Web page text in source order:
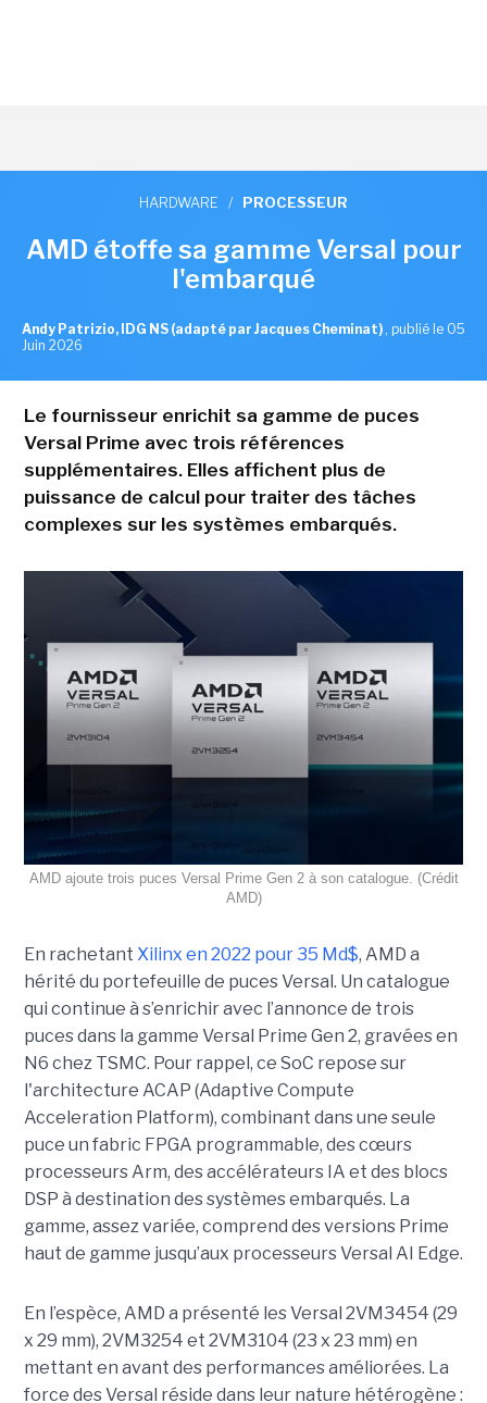
HARDWARE / PROCESSEUR
AMD étoffe sa gamme Versal pour
l'embarqué
Andy Patrizio, IDG NS (adapté par Jacques Cheminat) , publié le 05
Juin 2026
Le fournisseur enrichit sa gamme de puces
Versal Prime avec trois références
supplémentaires. Elles affichent plus de
puissance de calcul pour traiter des tâches
complexes sur les systèmes embarqués.
AMD ajoute trois puces Versal Prime Gen 2 à son catalogue. (Crédit
AMD)
En rachetant Xilinx en 2022 pour 35 Md$, AMD a
hérité du portefeuille de puces Versal. Un catalogue
qui continue à s’enrichir avec l’annonce de trois
puces dans la gamme Versal Prime Gen 2, gravées en
N6 chez TSMC. Pour rappel, ce SoC repose sur
l'architecture ACAP (Adaptive Compute
Acceleration Platform), combinant dans une seule
puce un fabric FPGA programmable, des cœurs
processeurs Arm, des accélérateurs IA et des blocs
DSP à destination des systèmes embarqués. La
gamme, assez variée, comprend des versions Prime
haut de gamme jusqu’aux processeurs Versal AI Edge.
En l’espèce, AMD a présenté les Versal 2VM3454 (29
x 29 mm), 2VM3254 et 2VM3104 (23 x 23 mm) en
mettant en avant des performances améliorées. La
force des Versal réside dans leur nature hétérogène :